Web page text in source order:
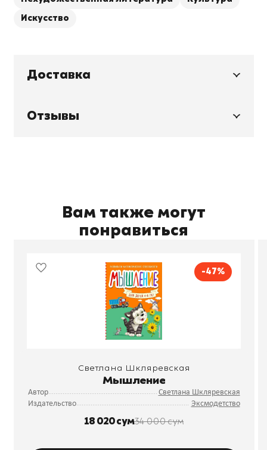
Искусство
Доставка
Отзывы
Вам также могут
понравиться
-47%
Светлана Шкляревская
Мышление
Автор
Светлана Шкляревская
Издательство
Эксмодетство
18 020 сум34 000 сум